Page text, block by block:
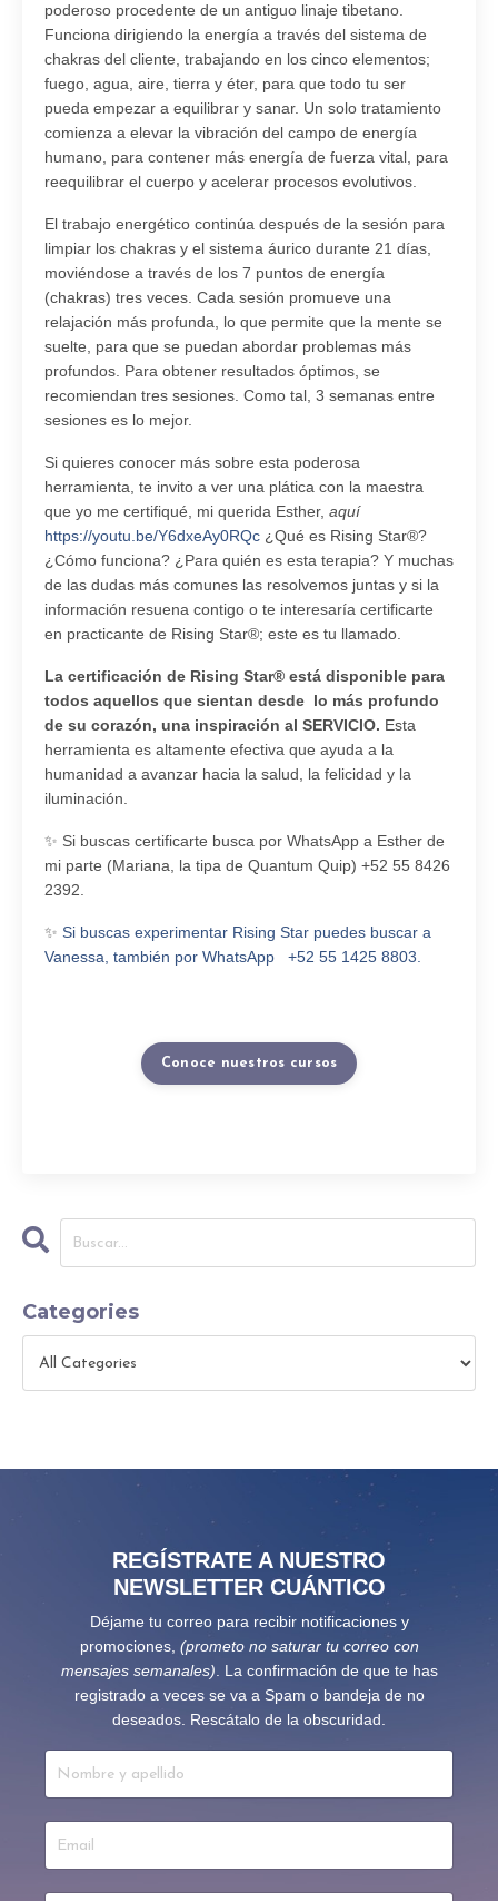
poderoso procedente de un antiguo linaje tibetano.
Funciona dirigiendo la energía a través del sistema de
chakras del cliente, trabajando en los cinco elementos;
fuego, agua, aire, tierra y éter, para que todo tu ser
pueda empezar a equilibrar y sanar. Un solo tratamiento
comienza a elevar la vibración del campo de energía
humano, para contener más energía de fuerza vital, para
reequilibrar el cuerpo y acelerar procesos evolutivos.
El trabajo energético continúa después de la sesión para
limpiar los chakras y el sistema áurico durante 21 días,
moviéndose a través de los 7 puntos de energía
(chakras) tres veces. Cada sesión promueve una
relajación más profunda, lo que permite que la mente se
suelte, para que se puedan abordar problemas más
profundos. Para obtener resultados óptimos, se
recomiendan tres sesiones. Como tal, 3 semanas entre
sesiones es lo mejor.
Si quieres conocer más sobre esta poderosa
herramienta, te invito a ver una plática con la maestra
que yo me certifiqué, mi querida Esther, aquí
https://youtu.be/Y6dxeAy0RQc ¿Qué es Rising Star®?
¿Cómo funciona? ¿Para quién es esta terapia? Y muchas
de las dudas más comunes las resolvemos juntas y si la
información resuena contigo o te interesaría certificarte
en practicante de Rising Star®; este es tu llamado.
La certificación de Rising Star® está disponible para
todos aquellos que sientan desde lo más profundo
de su corazón, una inspiración al SERVICIO. Esta
herramienta es altamente efectiva que ayuda a la
humanidad a avanzar hacia la salud, la felicidad y la
iluminación.
✨ Si buscas certificarte busca por WhatsApp a Esther de
mi parte (Mariana, la tipa de Quantum Quip) +52 55 8426
2392.
✨ Si buscas experimentar Rising Star puedes buscar a
Vanessa, también por WhatsApp +52 55 1425 8803.
Conoce nuestros cursos
Categories
REGÍSTRATE A NUESTRO
NEWSLETTER CUÁNTICO
Déjame tu correo para recibir notificaciones y
promociones, (prometo no saturar tu correo con
mensajes semanales) . La confirmación de que te has
registrado a veces se va a Spam o bandeja de no
deseados. Rescátalo de la obscuridad.